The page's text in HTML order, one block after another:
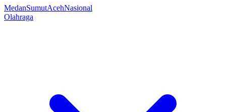
MedanSumutAcehNasional
Olahraga